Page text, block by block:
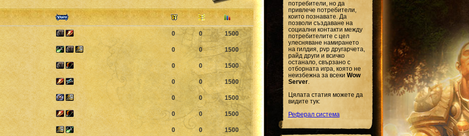
потребители, но да
привлече потребители,
които познавате. Да
позволи създаване на
социални контакти между
потребителите с цел
улесняване намирането
на гилдия, pvp другарчета,
райд други и всичко
останало, свързано с
отборната игра, която не
неизбежна за всеки Wow
Server.
Цялата статия можете да
видите тук:
Реферал система
0 0 1500
0 0 1500
0 0 1500
0 0 1500
0 0 1500
0 0 1500
0 0 1500